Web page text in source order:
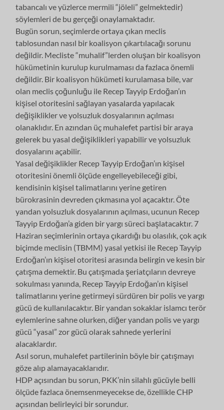
tabancalı ve yüzlerce mermili “jöleli” gelmektedir)
söylemleri de bu gerçeği onaylamaktadır.
Bugün sorun, seçimlerde ortaya çıkan meclis
tablosundan nasıl bir koalisyon çıkartılacağı sorunu
değildir. Mecliste “muhalif”lerden oluşan bir koalisyon
hükümetinin kurulup kurulmaması da fazlaca önemli
değildir. Bir koalisyon hükümeti kurulamasa bile, var
olan meclis çoğunluğu ile Recep Tayyip Erdoğan’ın
kişisel otoritesini sağlayan yasalarda yapılacak
değişiklikler ve yolsuzluk dosyalarının açılması
olanaklıdır. En azından üç muhalefet partisi bir araya
gelerek bu yasal değişiklikleri yapabilir ve yolsuzluk
dosyalarını açabilir.
Yasal değişiklikler Recep Tayyip Erdoğan’ın kişisel
otoritesini önemli ölçüde engelleyebileceği gibi,
kendisinin kişisel talimatlarını yerine getiren
bürokrasinin devreden çıkmasına yol açacaktır. Öte
yandan yolsuzluk dosyalarının açılması, ucunun Recep
Tayyip Erdoğan’a giden bir yargı süreci başlatacaktır. 7
Haziran seçimlerinin ortaya çıkardığı bu olasılık, çok açık
biçimde meclisin (TBMM) yasal yetkisi ile Recep Tayyip
Erdoğan’ın kişisel otoritesi arasında belirgin ve kesin bir
çatışma demektir. Bu çatışmada şeriatçıların devreye
sokulması yanında, Recep Tayyip Erdoğan’ın kişisel
talimatlarını yerine getirmeyi sürdüren bir polis ve yargı
gücü de kullanılacaktır. Bir yandan sokaklar islamcı terör
eylemlerine sahne olurken, diğer yandan polis ve yargı
gücü “yasal” zor gücü olarak sahnede yerlerini
alacaklardır.
Asıl sorun, muhalefet partilerinin böyle bir çatışmayı
göze alıp alamayacaklarıdır.
HDP açısından bu sorun, PKK’nin silahlı gücüyle belli
ölçüde fazlaca önemsenmeyecekse de, özellikle CHP
açısından belirleyici bir sorundur.